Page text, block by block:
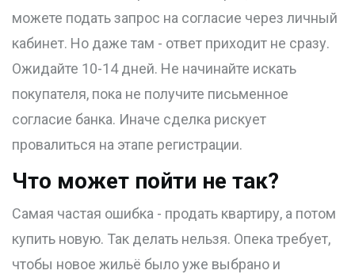
можете подать запрос на согласие через личный
кабинет. Но даже там - ответ приходит не сразу.
Ожидайте 10-14 дней. Не начинайте искать
покупателя, пока не получите письменное
согласие банка. Иначе сделка рискует
провалиться на этапе регистрации.
Что может пойти не так?
Самая частая ошибка - продать квартиру, а потом
купить новую. Так делать нельзя. Опека требует,
чтобы новое жильё было уже выбрано и